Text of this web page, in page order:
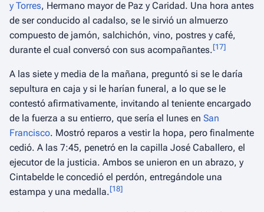
y Torres, Hermano mayor de Paz y Caridad. Una hora antes
de ser conducido al cadalso, se le sirvió un almuerzo
compuesto de jamón, salchichón, vino, postres y café,
durante el cual conversó con sus acompañantes.[17]
A las siete y media de la mañana, preguntó si se le daría
sepultura en caja y si le harían funeral, a lo que se le
contestó afirmativamente, invitando al teniente encargado
de la fuerza a su entierro, que sería el lunes en San
Francisco. Mostró reparos a vestir la hopa, pero finalmente
cedió. A las 7:45, penetró en la capilla José Caballero, el
ejecutor de la justicia. Ambos se unieron en un abrazo, y
Cintabelde le concedió el perdón, entregándole una
estampa y una medalla.[18]